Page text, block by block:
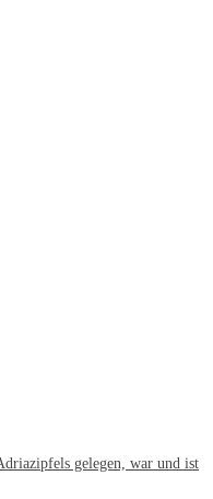
gelegen, war und ist